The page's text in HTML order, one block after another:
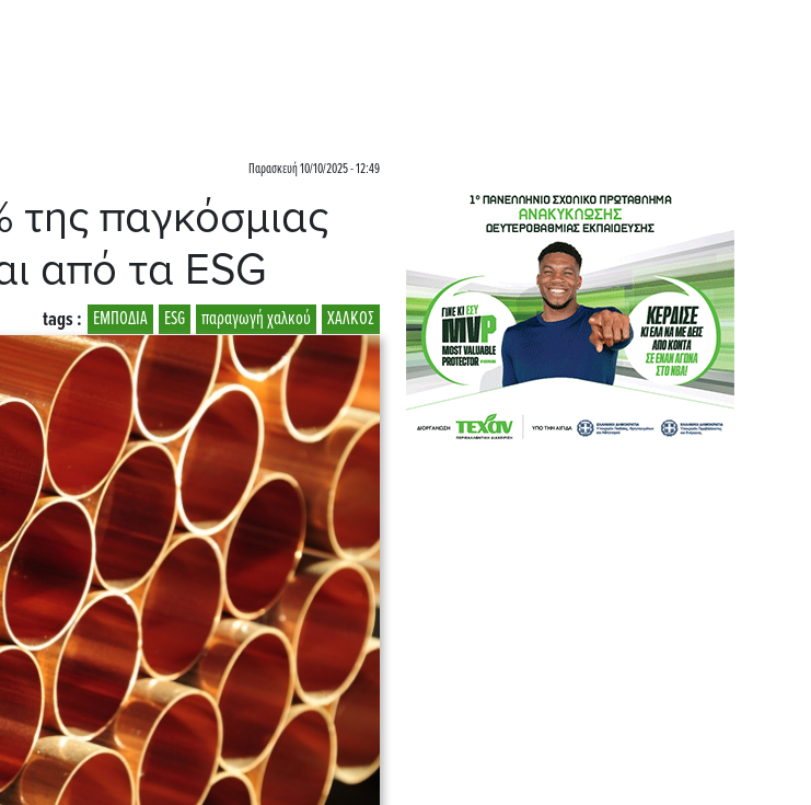
Παρασκευή 10/10/2025 - 12:49
παγκόσμιας
από τα ESG
ΧΑΛΚΟΣ
παραγωγή χαλκού
ESG
ΕΜΠΟΔΙΑ
tags :